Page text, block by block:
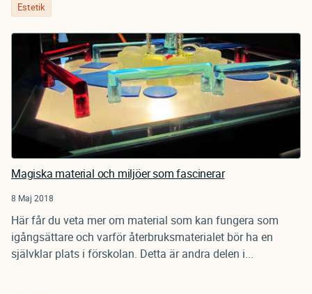
Estetik
Magiska material och miljöer som fascinerar
8 Maj 2018
Här får du veta mer om material som kan fungera som
igångsättare och varför återbruksmaterialet bör ha en
självklar plats i förskolan. Detta är andra delen i...